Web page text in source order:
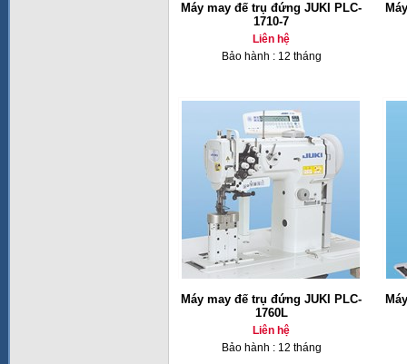
Máy may đế trụ đứng JUKI PLC-
1710-7
Liên hệ
Bảo hành : 12 tháng
Máy may đế trụ đứng JUKI PLC-
1760L
Liên hệ
Bảo hành : 12 tháng